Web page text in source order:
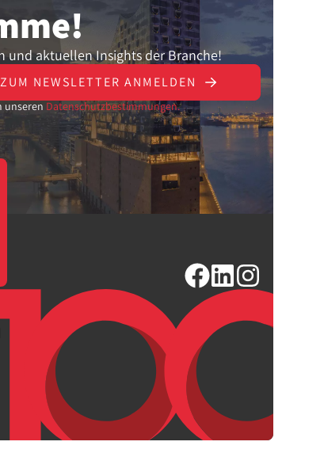
und aktuellen Insights der Branche!
ZUM NEWSLETTER ANMELDEN
unseren Datenschutzbestimmungen.